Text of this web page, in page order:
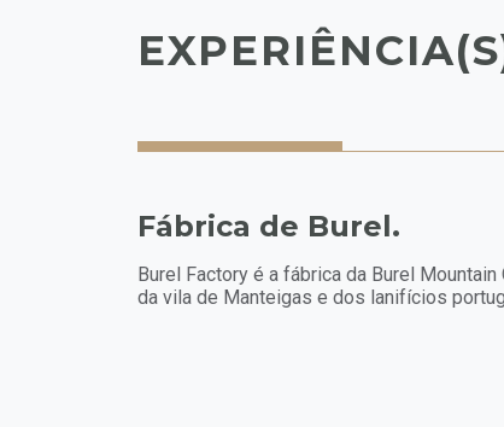
Fábrica de Burel.
Burel Factory é a fábrica da Burel
da vila de Manteigas e dos lanifícios